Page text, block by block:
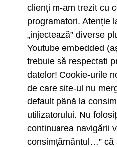
clienți m-am trezit cu
programatori. Atenție
„injectează” diverse
Youtube embedded
trebuie să respectați
datelor! Cookie-urile
de care site-ul nu
default până la
utilizatorului. Nu
continuarea navigării
consimțământul…” că